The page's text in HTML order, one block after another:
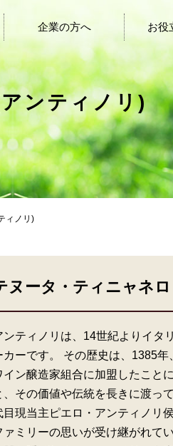
企業の方へ お役
ンティノリ)
ィノリ)
ヌータ・ティニャネ
ンティノリは、14世紀よりイタ
カーです。 その歴史は、1385
イン醸造家組合に加盟したこと
、その価値や伝統を長きに渡っ
目現当主ピエロ・アンティノリ
ァミリーの思いが受け継がれてい